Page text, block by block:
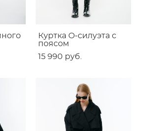
Куртка O-силуэта с
поясом
15 990 pуб.